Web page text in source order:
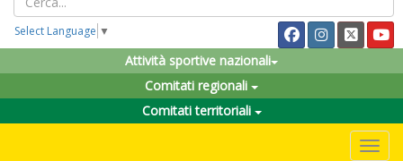
Select Language ▼
Attività sportive nazionali
Comitati regionali
Comitati territoriali